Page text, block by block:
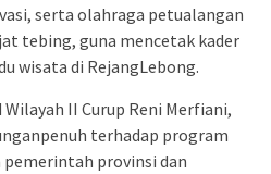
serta olahraga petualangan
tebing, guna mencetak kader
wisata di RejangLebong.
II Curup Reni Merfiani,
terhadap program
provinsi dan